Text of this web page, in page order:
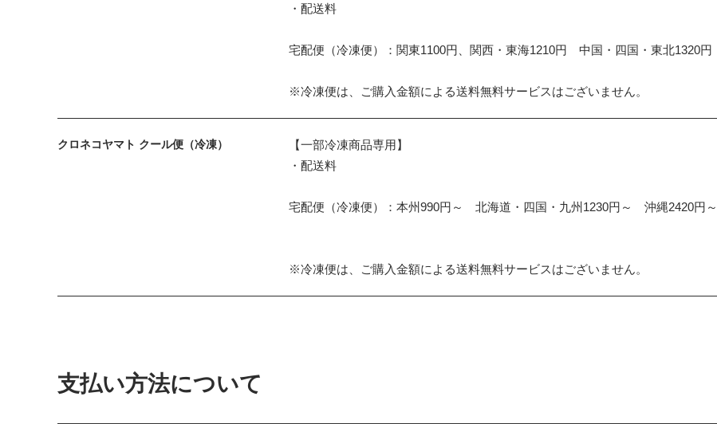
・配送料
宅配便（冷凍便）：関東1100円、関西・東海1210円 中国・四国・東北1320
※冷凍便は、ご購入金額による送料無料サービスはございません。
クロネコヤマト クール便（冷凍）
【一部冷凍商品専用】
・配送料
宅配便（冷凍便）：本州990円～ 北海道・四国・九州1230円～ 沖縄2420円～
※冷凍便は、ご購入金額による送料無料サービスはございません。
支払い方法について